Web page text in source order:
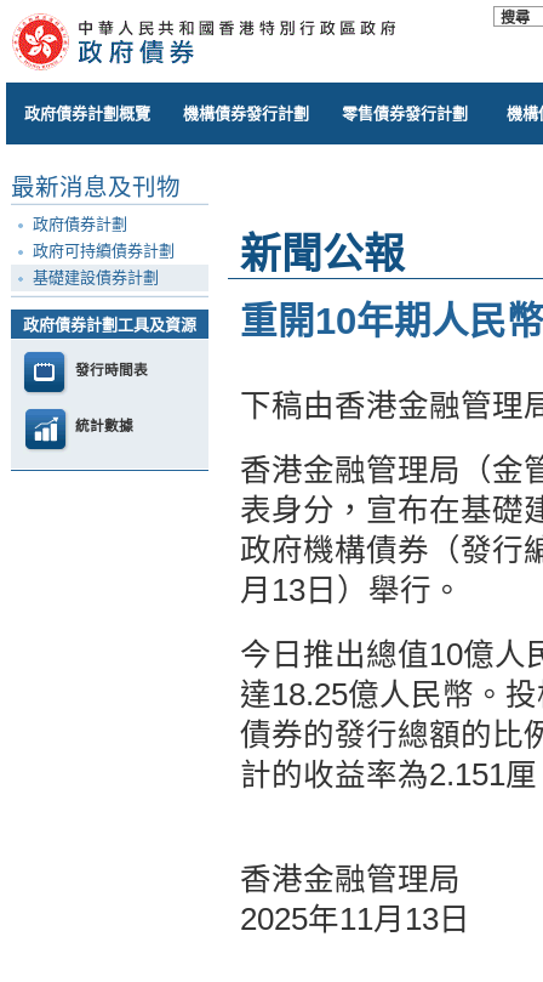
政府債券計劃概覽 機構債券發行計劃 零售債券發行計劃 機構
最新消息及刊物
政府債券計劃
政府可持續債券計劃
基礎建設債券計劃
政府債券計劃工具及資源
發行時間表
統計數據
新聞公報
重開10年期人民
下稿由香港金融管理
香港金融管理局（金
表身分，宣布在基礎
政府機構債券（發行
月13日）舉行。
今日推出總值10億人
達18.25億人民幣。
債券的發行總額的比
計的收益率為2.151
香港金融管理局
2025年11月13日